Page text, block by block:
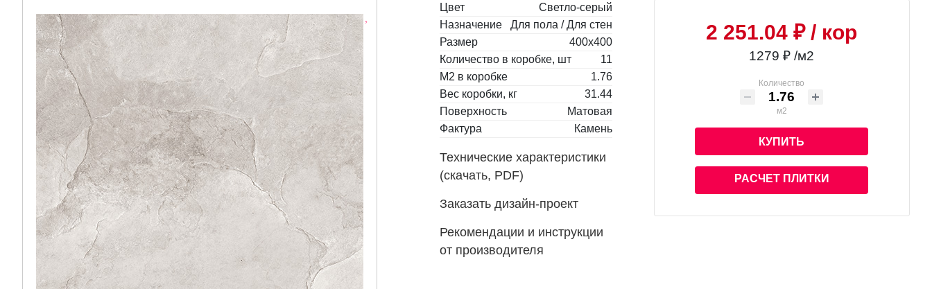
Цвет
Светло-серый
Назначение
Для пола / Для стен
Размер
400x400
Количество в коробке, шт
11
М2 в коробке
1.76
Вес коробки, кг
31.44
Поверхность
Матовая
Фактура
Камень
Технические характеристики
(скачать, PDF)
Заказать дизайн-проект
Рекомендации и инструкции
от производителя
2 251.04 ₽/ кор
1279 ₽ /м2
Количество
м2
КУПИТЬ
РАСЧЕТ ПЛИТКИ